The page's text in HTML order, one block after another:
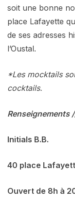
soit une bonne
place Lafayette
de ses adresses
l’Oustal.
*Les mocktails
cocktails.
Renseignements
Initials B.B.
40 place
Ouvert de 8h à